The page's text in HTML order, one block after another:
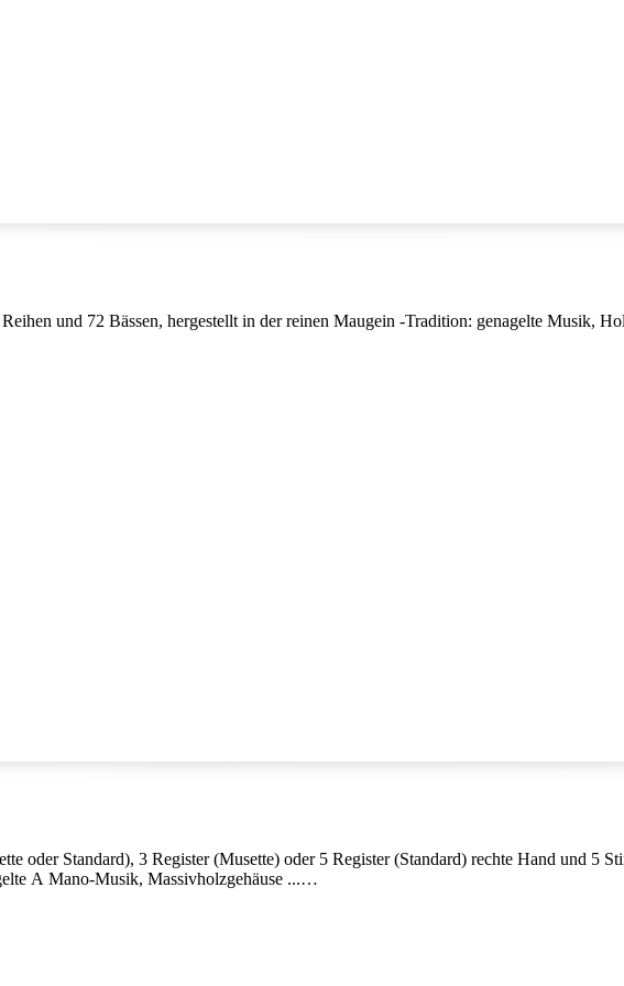
und 72 Bässen, hergestellt in der reinen Maugein -Tradition: genagelte Musik,
oder Standard), 3 Register (Musette) oder 5 Register (Standard) rechte Hand und 5
A Mano-Musik, Massivholzgehäuse ...
vielseitiges, kompaktes und leichtes chromatisches Klavierakkordeon suchen.